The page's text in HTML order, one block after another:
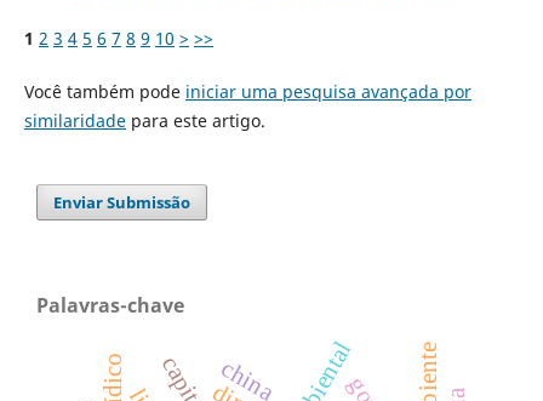
1 2 3 4 5 6 7 8 9 10 > >>
Você também pode iniciar uma pesquisa avançada por
similaridadepara este artigo.
Enviar Submissão
Palavras-chave
china